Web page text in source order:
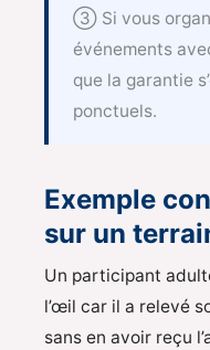
③ Si vous
événements
que la garantie
ponctuels.
Exemple
sur un
Un participant
l’œil car il a relevé
sans en avoir reçu